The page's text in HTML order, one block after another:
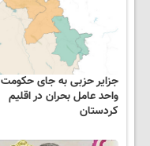
جزایر حزبی به جای حکومت
واحد عامل بحران در اقلیم
کردستان